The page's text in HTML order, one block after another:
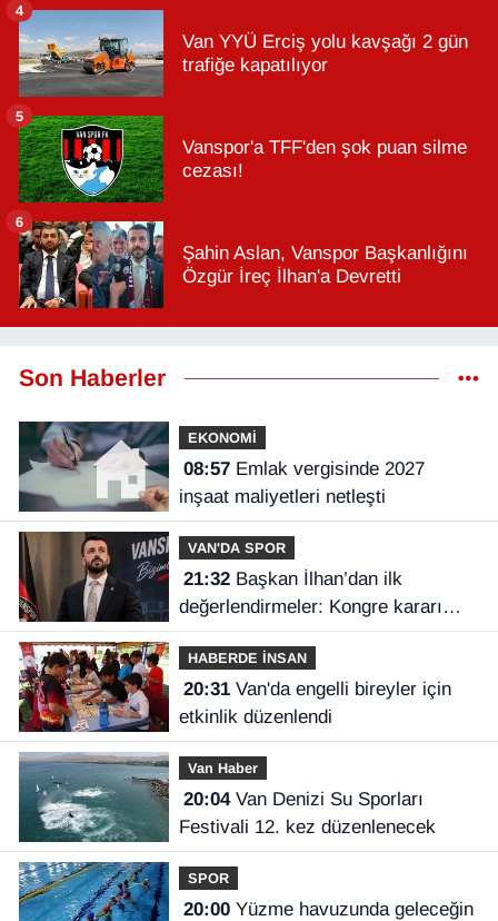
Van YYÜ Erciş yolu kavşağı 2 gün
trafiğe kapatılıyor
4
Vanspor'a TFF'den şok puan silme
cezası!
5
Şahin Aslan, Vanspor Başkanlığını
Özgür İreç İlhan'a Devretti
6
Son Haberler
EKONOMİ
08:57Emlak vergisinde 2027
inşaat maliyetleri netleşti
VAN'DA SPOR
21:32Başkan İlhan’dan ilk
değerlendirmeler: Kongre kararı
Vanspor’u uçuruma sürükleyebilirdi!
HABERDE İNSAN
20:31Van'da engelli bireyler için
etkinlik düzenlendi
Van Haber
20:04Van Denizi Su Sporları
Festivali 12. kez düzenlenecek
SPOR
20:00Yüzme havuzunda geleceğin